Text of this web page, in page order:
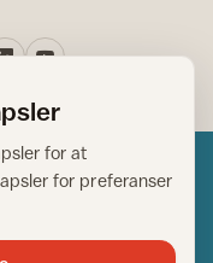
for at
for preferanser